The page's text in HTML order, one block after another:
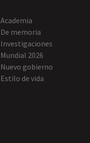
Academia
De memoria
Investigaciones
Mundial 2026
Nuevo gobierno
Estilo de vida